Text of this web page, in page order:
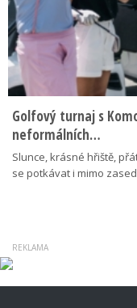
Golfový turnaj s
neformálních…
Slunce, krásné hřiště,
se potkávat i mimo